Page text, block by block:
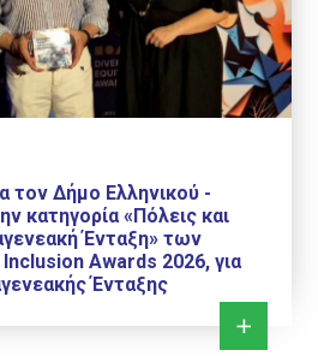
τον Δήμο Ελληνικού -
κατηγορία «Πόλεις και
Ένταξη» των
Awards 2026, για
Ένταξης